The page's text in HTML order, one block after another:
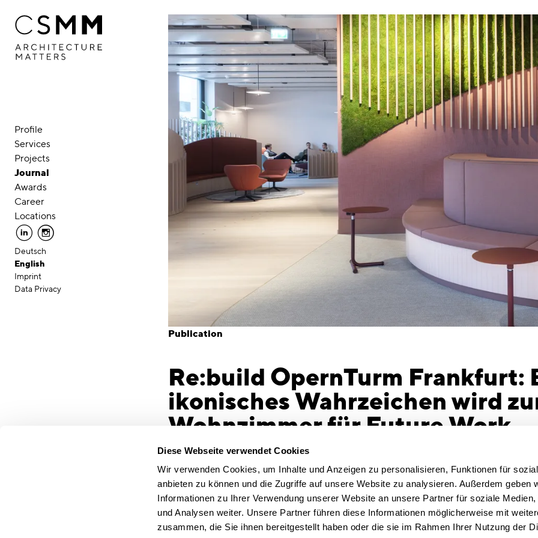
Diese Webseite verwendet Cookies
Wir verwenden Cookies, um Inhalte und Anzeigen zu personalisieren, Funktionen für
anbieten zu können und die Zugriffe auf unsere Website zu analysieren. Außerdem geben
Informationen zu Ihrer Verwendung unserer Website an unsere Partner für soziale Medien,
und Analysen weiter. Unsere Partner führen diese Informationen möglicherweise mit
zusammen, die Sie ihnen bereitgestellt haben oder die sie im Rahmen Ihrer Nutzung der
Profile
Services
Projects
Journal
Awards
Career
Locations
linkedin instagram
Deutsch
English
Imprint
Data Privacy
Publication
Re:build OpernTurm Frankfurt:
ikonisches Wahrzeichen wird
Wohnzimmer für Future Work
Fachkräfte zu finden und sie langfristig für ein
Unternehmen zu begeistern ist eine
Herausforderung geworden. Das Beratungs-
und (Innen-) Architekturbüro CSMM erkennt
diese Herausforderung als Chance und
These 3:
Im Jahr
mit einer
flexiblen
Ende von